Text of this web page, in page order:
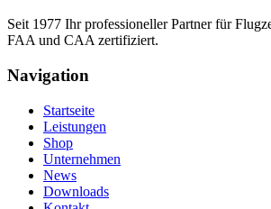
Seit 1977 Ihr professioneller Partner für
FAA und CAA zertifiziert.
Navigation
Startseite
Leistungen
Shop
Unternehmen
News
Downloads